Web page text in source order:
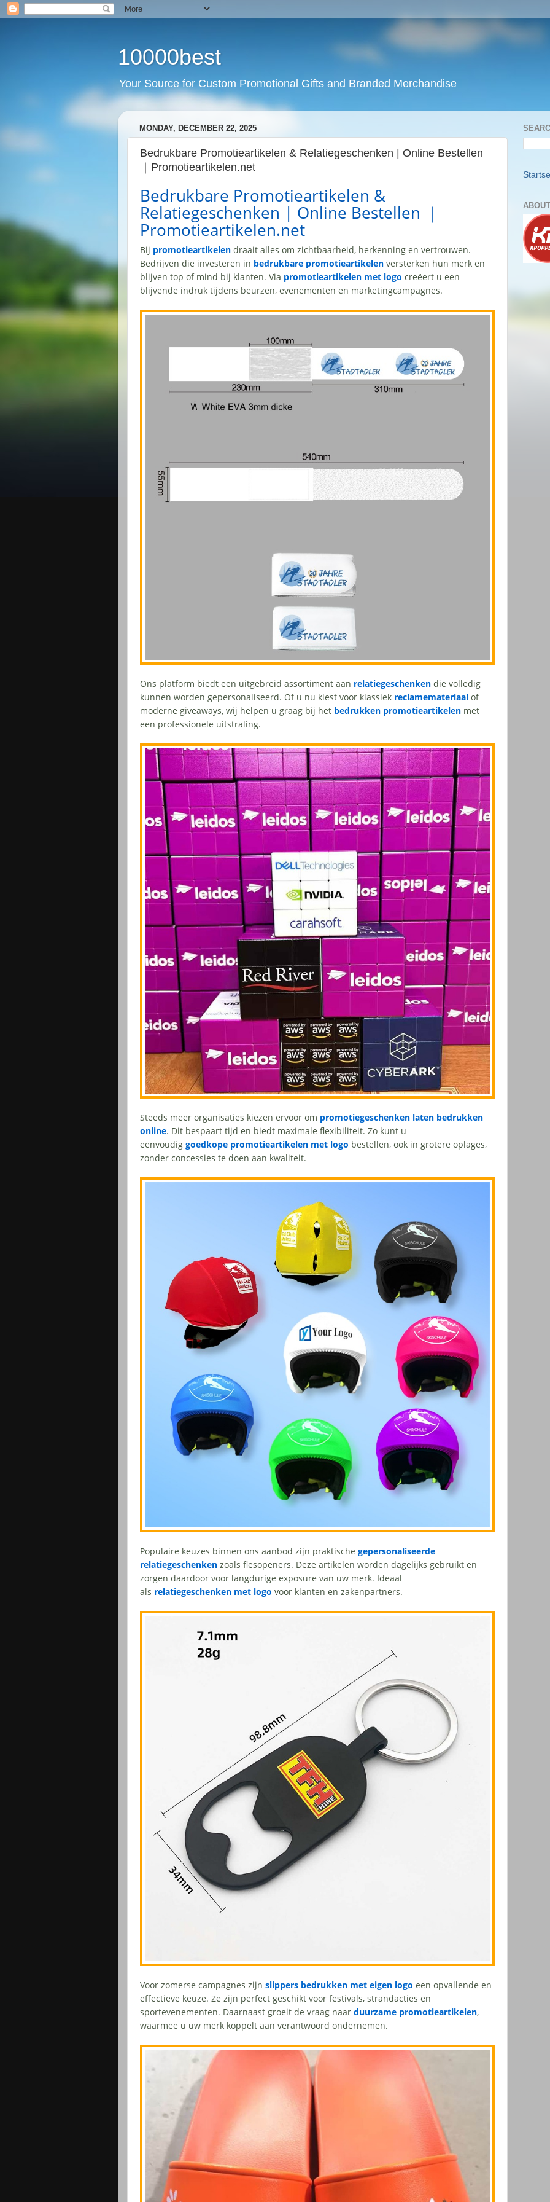
10000best
Your Source for Custom Promotional Gifts and Branded Merchandise
MONDAY, DECEMBER 22, 2025
Bedrukbare Promotieartikelen & Relatiegeschenken | Online Bestellen
｜Promotieartikelen.net
Bedrukbare Promotieartikelen &
Relatiegeschenken | Online Bestellen ｜
Promotieartikelen.net
Bij promotieartikelen draait alles om zichtbaarheid, herkenning en vertrouwen.
Bedrijven die investeren in bedrukbare promotieartikelen versterken hun merk en
blijven top of mind bij klanten. Via promotieartikelen met logo creëert u een
blijvende indruk tijdens beurzen, evenementen en marketingcampagnes.
Ons platform biedt een uitgebreid assortiment aan relatiegeschenken die volledig
kunnen worden gepersonaliseerd. Of u nu kiest voor klassiek reclamemateriaal of
moderne giveaways, wij helpen u graag bij het bedrukken promotieartikelen met
een professionele uitstraling.
Steeds meer organisaties kiezen ervoor om promotiegeschenken laten bedrukken
online. Dit bespaart tijd en biedt maximale flexibiliteit. Zo kunt u
eenvoudig goedkope promotieartikelen met logo bestellen, ook in grotere oplages,
zonder concessies te doen aan kwaliteit.
Populaire keuzes binnen ons aanbod zijn praktische gepersonaliseerde
relatiegeschenken zoals flesopeners. Deze artikelen worden dagelijks gebruikt en
zorgen daardoor voor langdurige exposure van uw merk. Ideaal
als relatiegeschenken met logo voor klanten en zakenpartners.
Voor zomerse campagnes zijn slippers bedrukken met eigen logo een opvallende en
effectieve keuze. Ze zijn perfect geschikt voor festivals, strandacties en
sportevenementen. Daarnaast groeit de vraag naar duurzame promotieartikelen,
waarmee u uw merk koppelt aan verantwoord ondernemen.